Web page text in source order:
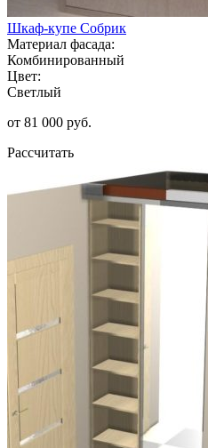
Шкаф-купе Собрик
Материал фасада:
Комбинированный
Цвет:
Светлый
от 81 000 руб.
Рассчитать